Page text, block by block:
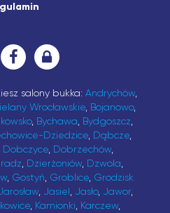
salony bukka: Andrychów,
Wrocławskie, Bojanowo,
, Bychawa, Bydgoszcz,
Dziedzice, Dąbcze,
Dobczyce, Dobrzechów,
, Dzierżoniów, Dzwola,
, Gostyń, Groblice, Grodzisk
, Jasiel, Jasło, Jawor,
, Kamionki, Karczew,